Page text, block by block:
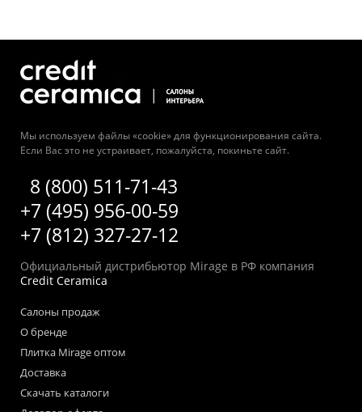
Мы используем файлы «cookie» для функционирования сайта.
Если Вас это не устраивает, пожалуйста, покиньте сайт.
8 (800) 511-71-43
+7 (495) 956-00-59
+7 (812) 327-27-12
Официальный дистрибьютор Mirage в РФ компания
Credit Ceramica
Салоны продаж
О бренде
Плитка Mirage оптом
Доставка
Скачать каталоги